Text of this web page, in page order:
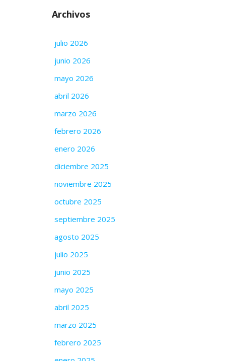
Archivos
julio 2026
junio 2026
mayo 2026
abril 2026
marzo 2026
febrero 2026
enero 2026
diciembre 2025
noviembre 2025
octubre 2025
septiembre 2025
agosto 2025
julio 2025
junio 2025
mayo 2025
abril 2025
marzo 2025
febrero 2025